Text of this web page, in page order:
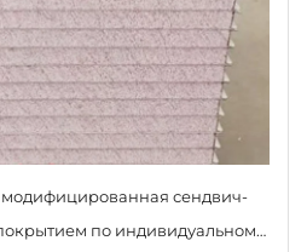
модифицированная сендвич-
по индивидуальному